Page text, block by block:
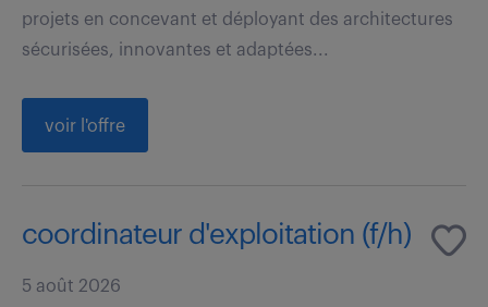
projets en concevant et déployant des architectures
sécurisées, innovantes et adaptées...
voir l'offre
coordinateur d'exploitation (f/h)
5 août 2026